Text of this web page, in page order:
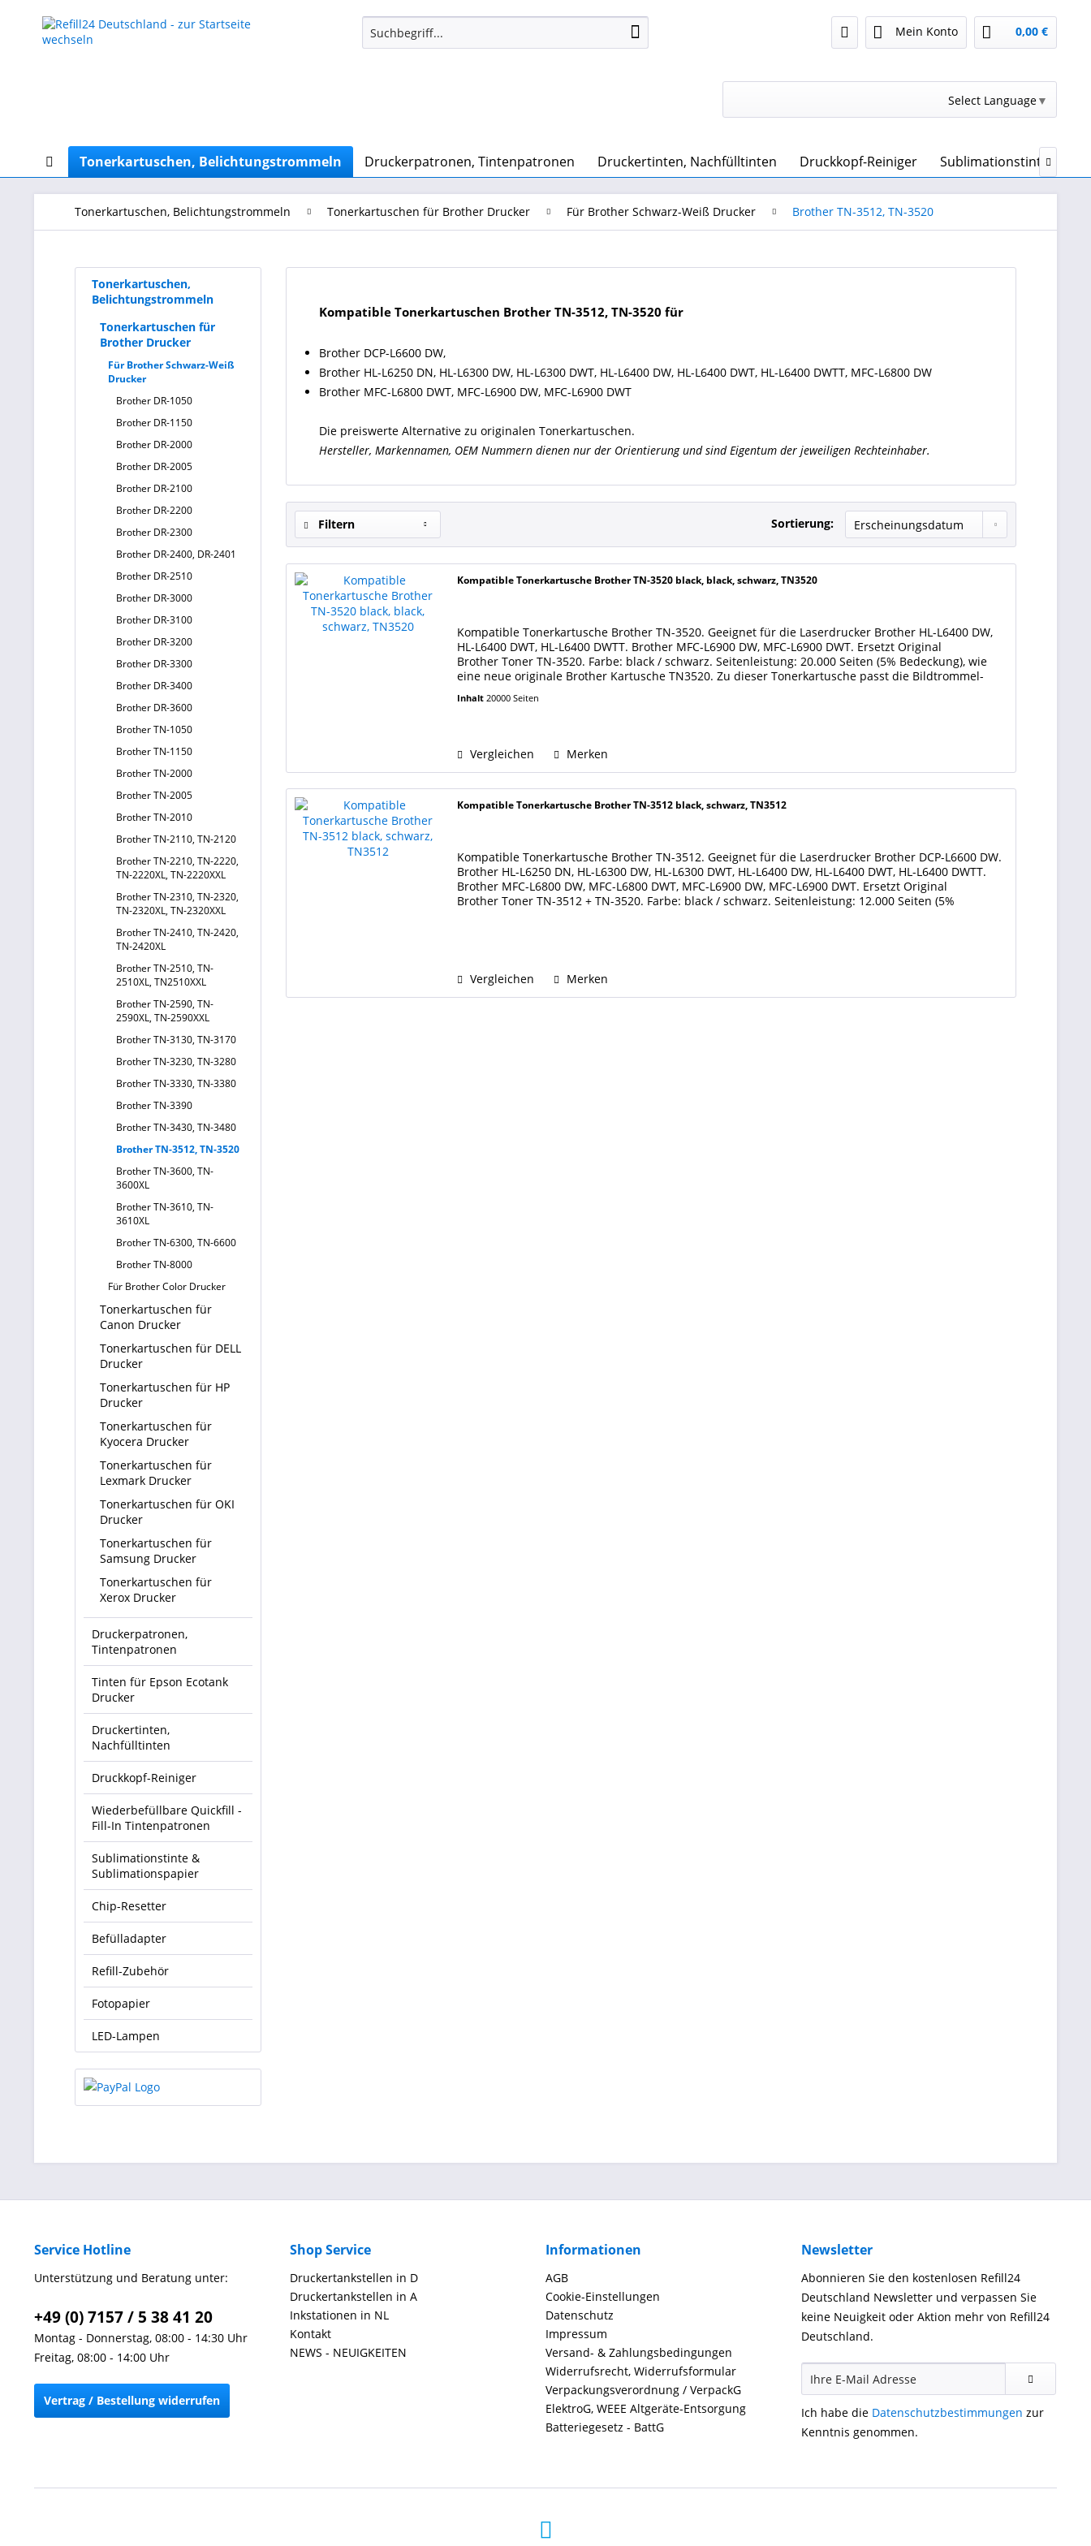
Mein Konto 0,00 €
Select Language▼
Tonerkartuschen, Belichtungstrommeln Druckerpatronen, Tintenpatronen Druckertinten, Nachfülltinten Druckkopf-Reiniger Sublimationstinte &

Tonerkartuschen, Belichtungstrommeln Tonerkartuschen für Brother Drucker Für Brother Schwarz-Weiß Drucker Brother TN-3512, TN-3520
Tonerkartuschen,
Belichtungstrommeln
Tonerkartuschen für
Brother Drucker
Für Brother Schwarz-Weiß
Drucker
Brother DR-1050
Brother DR-1150
Brother DR-2000
Brother DR-2005
Brother DR-2100
Brother DR-2200
Brother DR-2300
Brother DR-2400, DR-2401
Brother DR-2510
Brother DR-3000
Brother DR-3100
Brother DR-3200
Brother DR-3300
Brother DR-3400
Brother DR-3600
Brother TN-1050
Brother TN-1150
Brother TN-2000
Brother TN-2005
Brother TN-2010
Brother TN-2110, TN-2120
Brother TN-2210, TN-2220,
TN-2220XL, TN-2220XXL
Brother TN-2310, TN-2320,
TN-2320XL, TN-2320XXL
Brother TN-2410, TN-2420,
TN-2420XL
Brother TN-2510, TN-
2510XL, TN2510XXL
Brother TN-2590, TN-
2590XL, TN-2590XXL
Brother TN-3130, TN-3170
Brother TN-3230, TN-3280
Brother TN-3330, TN-3380
Brother TN-3390
Brother TN-3430, TN-3480
Brother TN-3512, TN-3520
Brother TN-3600, TN-
3600XL
Brother TN-3610, TN-
3610XL
Brother TN-6300, TN-6600
Brother TN-8000
Für Brother Color Drucker
Tonerkartuschen für
Canon Drucker
Tonerkartuschen für DELL
Drucker
Tonerkartuschen für HP
Drucker
Tonerkartuschen für
Kyocera Drucker
Tonerkartuschen für
Lexmark Drucker
Tonerkartuschen für OKI
Drucker
Tonerkartuschen für
Samsung Drucker
Tonerkartuschen für
Xerox Drucker
Druckerpatronen,
Tintenpatronen
Tinten für Epson Ecotank
Drucker
Druckertinten,
Nachfülltinten
Druckkopf-Reiniger
Wiederbefüllbare Quickfill -
Fill-In Tintenpatronen
Sublimationstinte &
Sublimationspapier
Chip-Resetter
Befülladapter
Refill-Zubehör
Fotopapier
LED-Lampen
Kompatible Tonerkartuschen Brother TN-3512, TN-3520 für
Brother DCP-L6600 DW,
Brother HL-L6250 DN, HL-L6300 DW, HL-L6300 DWT, HL-L6400 DW, HL-L6400 DWT, HL-L6400 DWTT, MFC-L6800 DW
Brother MFC-L6800 DWT, MFC-L6900 DW, MFC-L6900 DWT
Die preiswerte Alternative zu originalen Tonerkartuschen.
Hersteller, Markennamen, OEM Nummern dienen nur der Orientierung und sind Eigentum der jeweiligen Rechteinhaber.
Filtern Sortierung:
Kompatible Tonerkartusche Brother TN-3520 black, black, schwarz, TN3520
Kompatible Tonerkartusche Brother TN-3520. Geeignet für die Laserdrucker Brother HL-L6400 DW,
HL-L6400 DWT, HL-L6400 DWTT. Brother MFC-L6900 DW, MFC-L6900 DWT. Ersetzt Original
Brother Toner TN-3520. Farbe: black / schwarz. Seitenleistung: 20.000 Seiten (5% Bedeckung), wie
eine neue originale Brother Kartusche TN3520. Zu dieser Tonerkartusche passt die Bildtrommel-
Inhalt20000 Seiten
Vergleichen Merken
Kompatible Tonerkartusche Brother TN-3512 black, schwarz, TN3512
Kompatible Tonerkartusche Brother TN-3512. Geeignet für die Laserdrucker Brother DCP-L6600 DW.
Brother HL-L6250 DN, HL-L6300 DW, HL-L6300 DWT, HL-L6400 DW, HL-L6400 DWT, HL-L6400 DWTT.
Brother MFC-L6800 DW, MFC-L6800 DWT, MFC-L6900 DW, MFC-L6900 DWT. Ersetzt Original
Brother Toner TN-3512 + TN-3520. Farbe: black / schwarz. Seitenleistung: 12.000 Seiten (5%
Vergleichen Merken
Service Hotline
Unterstützung und Beratung unter:
+49 (0) 7157 / 5 38 41 20
Montag - Donnerstag, 08:00 - 14:30 Uhr
Freitag, 08:00 - 14:00 Uhr
Vertrag / Bestellung widerrufen
Shop Service
Druckertankstellen in D
Druckertankstellen in A
Inkstationen in NL
Kontakt
NEWS - NEUIGKEITEN
Informationen
AGB
Cookie-Einstellungen
Datenschutz
Impressum
Versand- & Zahlungsbedingungen
Widerrufsrecht, Widerrufsformular
Verpackungsverordnung / VerpackG
ElektroG, WEEE Altgeräte-Entsorgung
Batteriegesetz - BattG
Newsletter
Abonnieren Sie den kostenlosen Refill24
Deutschland Newsletter und verpassen Sie
keine Neuigkeit oder Aktion mehr von Refill24
Deutschland.
Ich habe die Datenschutzbestimmungen zur
Kenntnis genommen.